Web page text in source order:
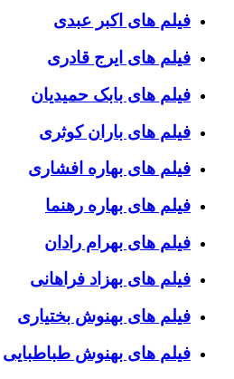
فیلم های اکبر عبدی
فیلم های ایرج قادری
فیلم های بابک حمیدیان
فیلم های باران کوثری
فیلم های بهاره افشاری
فیلم های بهاره رهنما
فیلم های بهرام رادان
فیلم های بهزاد فراهانی
فیلم های بهنوش بختیاری
فیلم های بهنوش طباطبایی